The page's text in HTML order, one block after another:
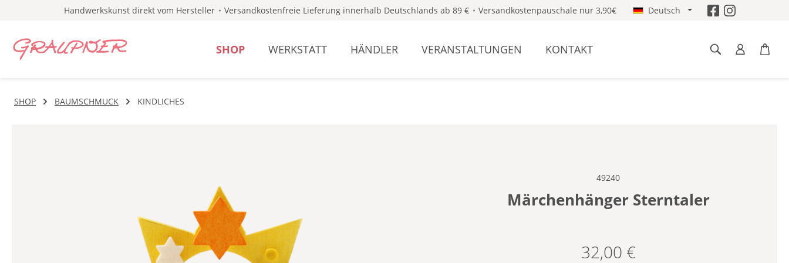
Hauptinhalt springen
Zur Suche springen
Zur Hauptnavigation springen
Handwerkskunst direkt vom Hersteller Versandkostenfreie Lieferung innerhalb Deutschlands ab 89 € Versandkostenpauschale nur 3,90€ Deutsch
SHOP WERKSTATT HÄNDLER VERANSTALTUNGEN KONTAKT
SHOP BAUMSCHMUCK KINDLICHES
49240
Märchenhänger Sterntaler
Regulärer Preis:
32,00 €